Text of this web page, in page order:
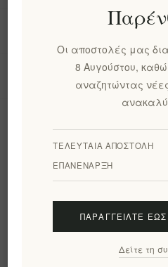
Ο
Εργαλεία
Οι αποστολές μας
8 Αυγούστου,
αναζητώντας
ΤΕΛΕΥΤΑΊΑ ΑΠΟΣΤΟΛΉ
ΕΠΑΝΈΝΑΡΞΗ
ΠΑΡΑΓΓΕΊΛΤΕ
Δείτε τη